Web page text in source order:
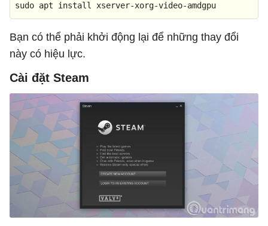
sudo apt install xserver-xorg-video-amdgpu
Bạn có thể phải khởi động lại để những thay đổi
này có hiệu lực.
Cài đặt Steam